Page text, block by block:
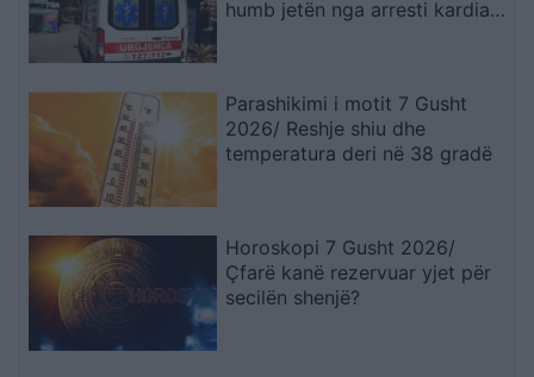
humb jetën nga arresti kardiak
Parashikimi i motit 7 Gusht
2026/ Reshje shiu dhe
temperatura deri në 38 gradë
Horoskopi 7 Gusht 2026/
Çfarë kanë rezervuar yjet për
secilën shenjë?